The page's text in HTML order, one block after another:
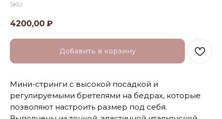
SKU:
4200,00 ₽
Добавить в корзину
Мини-стринги с высокой посадкой и
регулируемыми бретелями на бедрах, которые
позволяют настроить размер под себя.